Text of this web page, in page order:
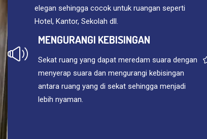
elegan sehingga cocok untuk ruangan seperti
Hotel, Kantor, Sekolah dll.
MENGURANGI KEBISINGAN
Sekat ruang yang dapat meredam suara dengan
menyerap suara dan mengurangi kebisingan
antara ruang yang di sekat sehingga menjadi
lebih nyaman.